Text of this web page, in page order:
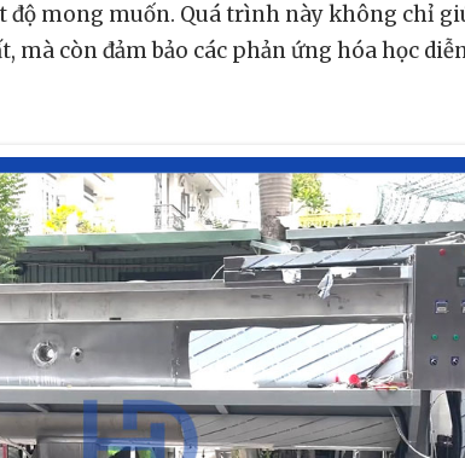
mong muốn. Quá trình này không chỉ
mà còn đảm bảo các phản ứng hóa học